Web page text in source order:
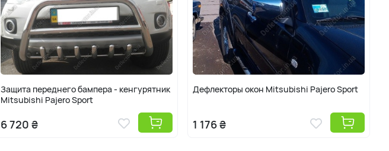
Защита переднего бампера - кенгурятник
Mitsubishi Pajero Sport
6 720 ₴
Дефлекторы окон Mitsubishi Pajero Sport
1 176 ₴